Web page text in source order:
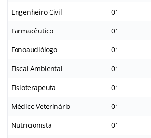
Engenheiro Civil 01
Farmacêutico 01
Fonoaudiólogo 01
Fiscal Ambiental 01
Fisioterapeuta 01
Médico Veterinário 01
Nutricionista 01